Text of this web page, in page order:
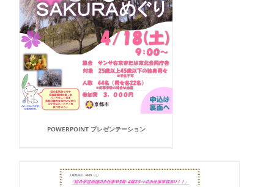
POWERPOINT プレゼンテーション